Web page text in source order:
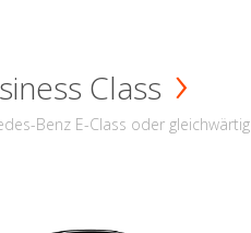
Class
Benz E-Class oder gleichwärtig